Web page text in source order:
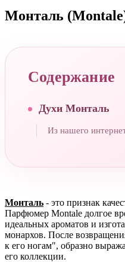
Монталь
Содержание
Духи Монталь
Из нашего
Монталь - это признак
Парфюмер Montale долгое
идеальных ароматов и
монархов. После
к его ногам", образно
его коллекции.